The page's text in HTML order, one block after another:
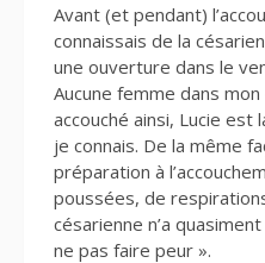
Avant (et pendant)
connaissais de la
une ouverture dans le
Aucune femme dans
accouché ainsi, Lucie
je connais. De la même
préparation à
poussées, de
césarienne n’a
ne pas faire peur ».